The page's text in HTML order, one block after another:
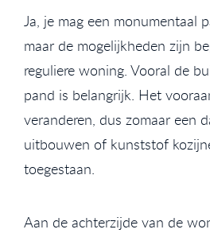
Ja, je mag een monumentaal
maar de mogelijkheden zijn
reguliere woning. Vooral de
pand is belangrijk. Het
veranderen, dus zomaar een
uitbouwen of kunststof
toegestaan.
Aan de achterzijde van de